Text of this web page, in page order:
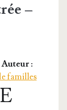
–
Auteur :
familles